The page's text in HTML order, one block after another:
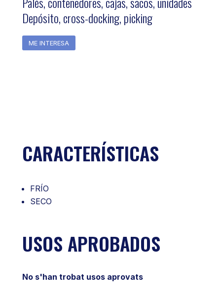
Depósito, cross-docking, picking
ME INTERESA
CARACTERÍSTICAS
FRÍO
SECO
USOS APROBADOS
No s'han trobat usos aprovats